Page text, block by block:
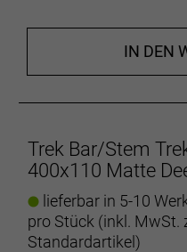
IN DEN
Trek Bar/Stem
400x110 Matte
lieferbar in 5-10
pro Stück (inkl. MwSt.
Standardartikel)